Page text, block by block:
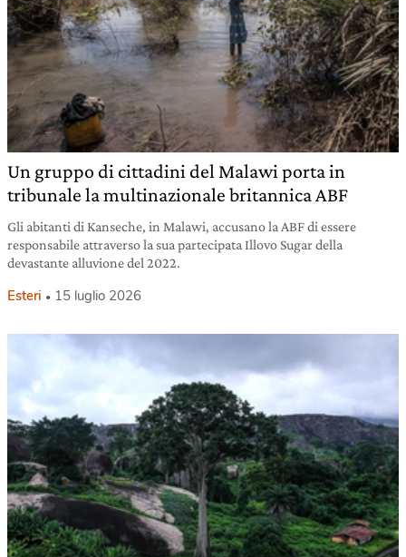
Un gruppo di cittadini del Malawi porta in
tribunale la multinazionale britannica ABF
Gli abitanti di Kanseche, in Malawi, accusano la ABF di essere
responsabile attraverso la sua partecipata Illovo Sugar della
devastante alluvione del 2022.
Esteri 15 luglio 2026